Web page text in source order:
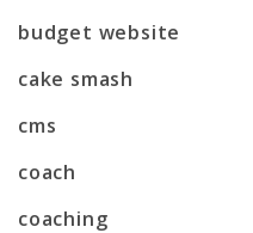
budget website
cake smash
cms
coach
coaching